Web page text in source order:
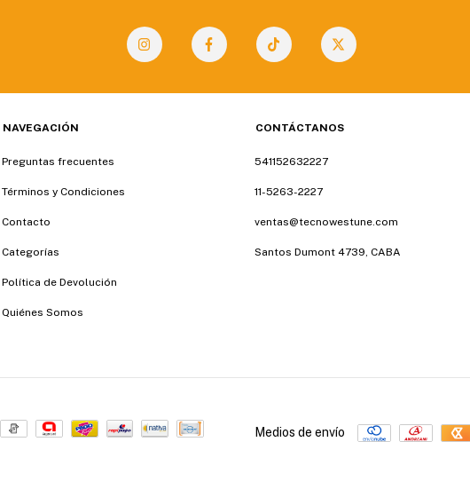
NAVEGACIÓN
Preguntas frecuentes
Términos y Condiciones
Contacto
Categorías
Política de Devolución
Quiénes Somos
CONTÁCTANOS
541152632227
11-5263-2227
ventas@tecnowestune.com
Santos Dumont 4739, CABA
Medios de envío